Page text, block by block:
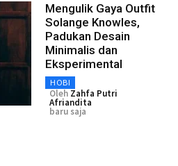
Mengulik Gaya Outfit
Solange Knowles,
Padukan Desain
Minimalis dan
Eksperimental
HOBI
Oleh Zahfa Putri
Afriandita
baru saja